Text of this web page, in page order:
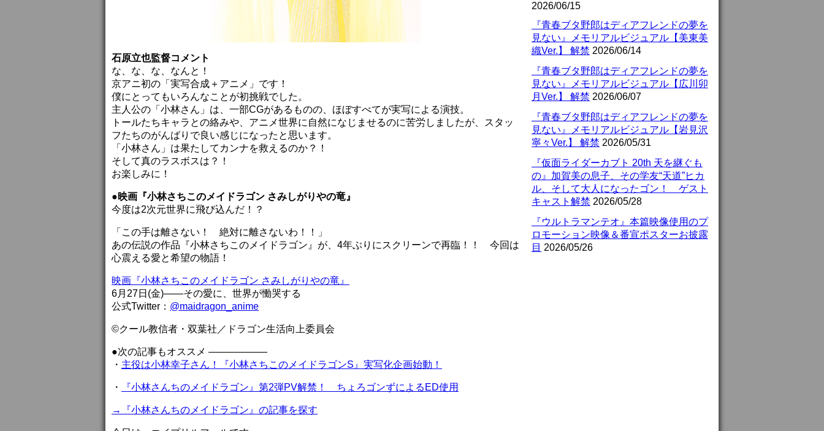
石原立也監督コメント
な、な、な、なんと！
京アニ初の「実写合成＋アニメ」です！
僕にとってもいろんなことが初挑戦でした。
主人公の「小林さん」は、一部CGがあるものの、ほぼすべてが実写による演技。
トールたちキャラとの絡みや、アニメ世界に自然になじませるのに苦労しましたが、スタッ
フたちのがんばりで良い感じになったと思います。
「小林さん」は果たしてカンナを救えるのか？！
そして真のラスボスは？！
お楽しみに！
●映画『小林さちこのメイドラゴン さみしがりやの竜』
今度は2次元世界に飛び込んだ！？
「この手は離さない！ 絶対に離さないわ！！」
あの伝説の作品『小林さちこのメイドラゴン』が、4年ぶりにスクリーンで再臨！！ 今回は
心震える愛と希望の物語！
映画『小林さちこのメイドラゴン さみしがりやの竜』
6月27日(金)――その愛に、世界が慟哭する
公式Twitter： @maidragon_anime
©クール教信者・双葉社／ドラゴン生活向上委員会
●次の記事もオススメ ——————
・ 主役は小林幸子さん！『小林さちこのメイドラゴンS』実写化企画始動！
・ 『小林さんちのメイドラゴン』第2弾PV解禁！ ちょろゴンずによるED使用
→『小林さんちのメイドラゴン』の記事を探す
2026/06/15
『青春ブタ野郎はディアフレンドの夢を
見ない』メモリアルビジュアル【美東美
織Ver.】 解禁 2026/06/14
『青春ブタ野郎はディアフレンドの夢を
見ない』メモリアルビジュアル【広川卯
月Ver.】 解禁 2026/06/07
『青春ブタ野郎はディアフレンドの夢を
見ない』メモリアルビジュアル【岩見沢
寧々Ver.】 解禁 2026/05/31
『仮面ライダーカブト 20th 天を継ぐも
の』加賀美の息子、その学友“天道”ヒカ
ル、そして大人になったゴン！ ゲスト
キャスト解禁 2026/05/28
『ウルトラマンテオ』本篇映像使用のプ
ロモーション映像＆番宣ポスターお披露
目 2026/05/26